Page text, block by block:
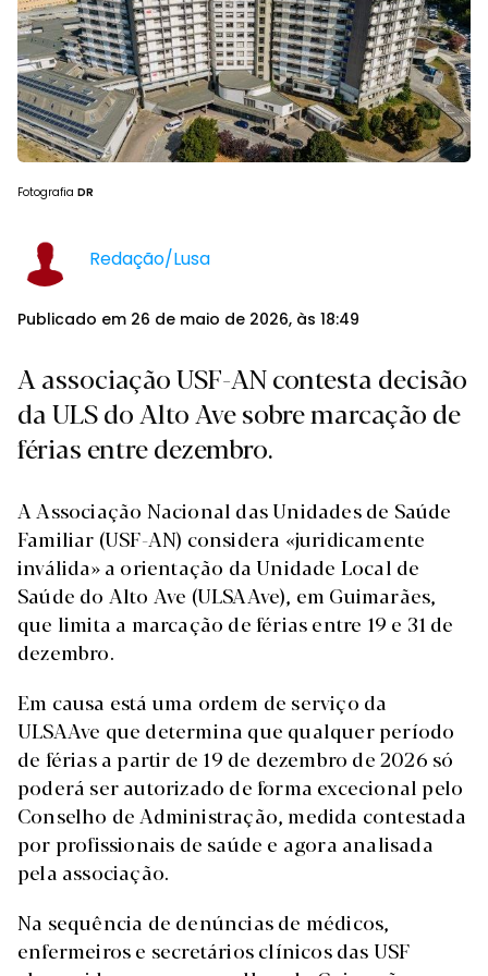
Fotografia DR
Redação/Lusa
Publicado em 26 de maio de 2026, às 18:49
A associação USF-AN contesta decisão
da ULS do Alto Ave sobre marcação de
férias entre dezembro.
A Associação Nacional das Unidades de Saúde
Familiar (USF-AN) considera «juridicamente
inválida» a orientação da Unidade Local de
Saúde do Alto Ave (ULSAAve), em Guimarães,
que limita a marcação de férias entre 19 e 31 de
dezembro.
Em causa está uma ordem de serviço da
ULSAAve que determina que qualquer período
de férias a partir de 19 de dezembro de 2026 só
poderá ser autorizado de forma excecional pelo
Conselho de Administração, medida contestada
por profissionais de saúde e agora analisada
pela associação.
Na sequência de denúncias de médicos,
enfermeiros e secretários clínicos das USF